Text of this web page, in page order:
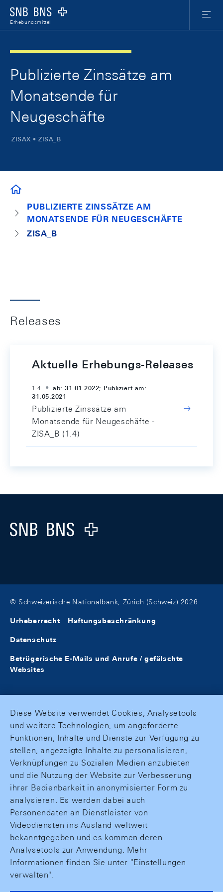
Logo
Erhebungsmittel
Menu
Publizierte Zinssätze am
Monatsende für
Neugeschäfte
ZISAX • ZISA_B
ERHEBUNGSMITTEL
PUBLIZIERTE ZINSSÄTZE AM
MONATSENDE FÜR NEUGESCHÄFTE
ZISA_B
Releases
Aktuelle Erhebungs-Releases
1.4
ab: 31.01.2022; Publiziert am:
31.05.2021
Publizierte Zinssätze am
Monatsende für Neugeschäfte -
ZISA_B (1.4)
Logo
© Schweizerische Nationalbank, Zürich (Schweiz) 2026
Urheberrecht Haftungsbeschränkung
Datenschutz
Betrügerische E-Mails und Anrufe / gefälschte
Websites
Diese Website verwendet Cookies, Analysetools
und weitere Technologien, um angeforderte
Funktionen, Inhalte und Dienste zur Verfügung zu
stellen, angezeigte Inhalte zu personalisieren,
Verknüpfungen zu Sozialen Medien anzubieten
und die Nutzung der Website zur Verbesserung
ihrer Bedienbarkeit in anonymisierter Form zu
analysieren. Es werden dabei auch
Personendaten an Dienstleister von
Videodiensten ins Ausland weltweit
bekanntgegeben und es kommen deren
Analysetools zur Anwendung. Mehr
Informationen finden Sie unter "Einstellungen
verwalten".